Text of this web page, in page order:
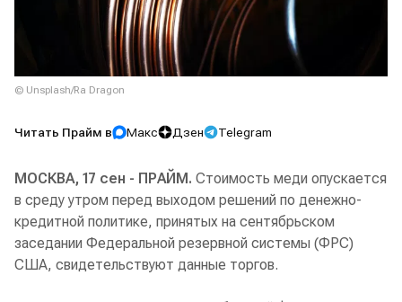
© Unsplash/Ra Dragon
Читать Прайм в Макс Дзен Telegram
МОСКВА, 17 сен - ПРАЙМ. Стоимость меди опускается
в среду утром перед выходом решений по денежно-
кредитной политике, принятых на сентябрьском
заседании Федеральной резервной системы (ФРС)
США, свидетельствуют данные торгов.